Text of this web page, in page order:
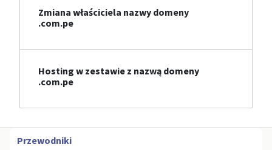
Zmiana właściciela nazwy domeny
.com.pe
Hosting w zestawie z nazwą domeny
.com.pe
Przewodniki